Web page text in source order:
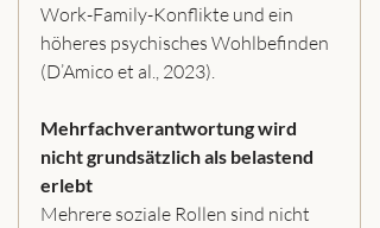
Work-Family-Konflikte und ein
höheres psychisches Wohlbefinden
(D’Amico et al., 2023).
Mehrfachverantwortung wird
nicht grundsätzlich als belastend
erlebt
Mehrere soziale Rollen sind nicht